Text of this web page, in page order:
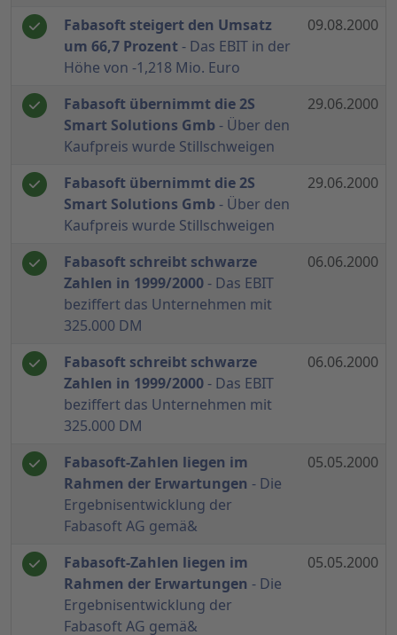
Fabasoft steigert den Umsatz
um 66,7 Prozent- Das EBIT in der
Höhe von -1,218 Mio. Euro
09.08.2000
Fabasoft übernimmt die 2S
Smart Solutions Gmb - Über den
Kaufpreis wurde Stillschweigen
29.06.2000
Fabasoft übernimmt die 2S
Smart Solutions Gmb- Über den
Kaufpreis wurde Stillschweigen
29.06.2000
Fabasoft schreibt schwarze
Zahlen in 1999/2000 - Das EBIT
beziffert das Unternehmen mit
325.000 DM
06.06.2000
Fabasoft schreibt schwarze
Zahlen in 1999/2000- Das EBIT
beziffert das Unternehmen mit
325.000 DM
06.06.2000
Fabasoft-Zahlen liegen im
Rahmen der Erwartungen - Die
Ergebnisentwicklung der
Fabasoft AG gemä&
05.05.2000
Fabasoft-Zahlen liegen im
Rahmen der Erwartungen - Die
Ergebnisentwicklung der
Fabasoft AG gemä&
05.05.2000